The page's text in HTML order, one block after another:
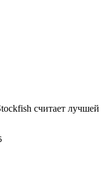
считает лучшей